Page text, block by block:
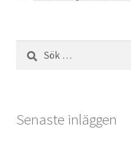
Sök
efter:
Senaste inläggen